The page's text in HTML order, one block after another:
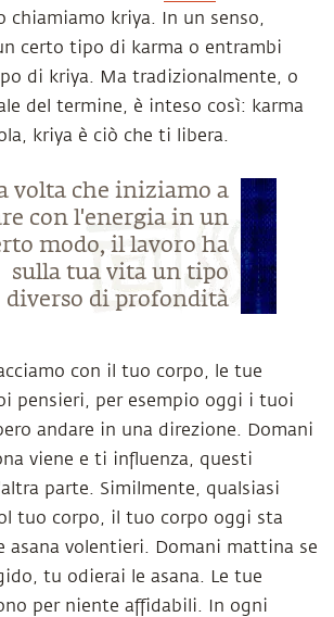
chiamiamo kriya. In un senso,
certo tipo di karma o entrambi
di kriya. Ma tradizionalmente, o
del termine, è inteso così: karma
kriya è ciò che ti libera.
volta che iniziamo a
con l'energia in un
modo, il lavoro ha
sulla tua vita un tipo
diverso di profondità
con il tuo corpo, le tue
pensieri, per esempio oggi i tuoi
andare in una direzione. Domani
viene e ti influenza, questi
parte. Similmente, qualsiasi
tuo corpo, il tuo corpo oggi sta
asana volentieri. Domani mattina se
tu odierai le asana. Le tue
per niente affidabili. In ogni